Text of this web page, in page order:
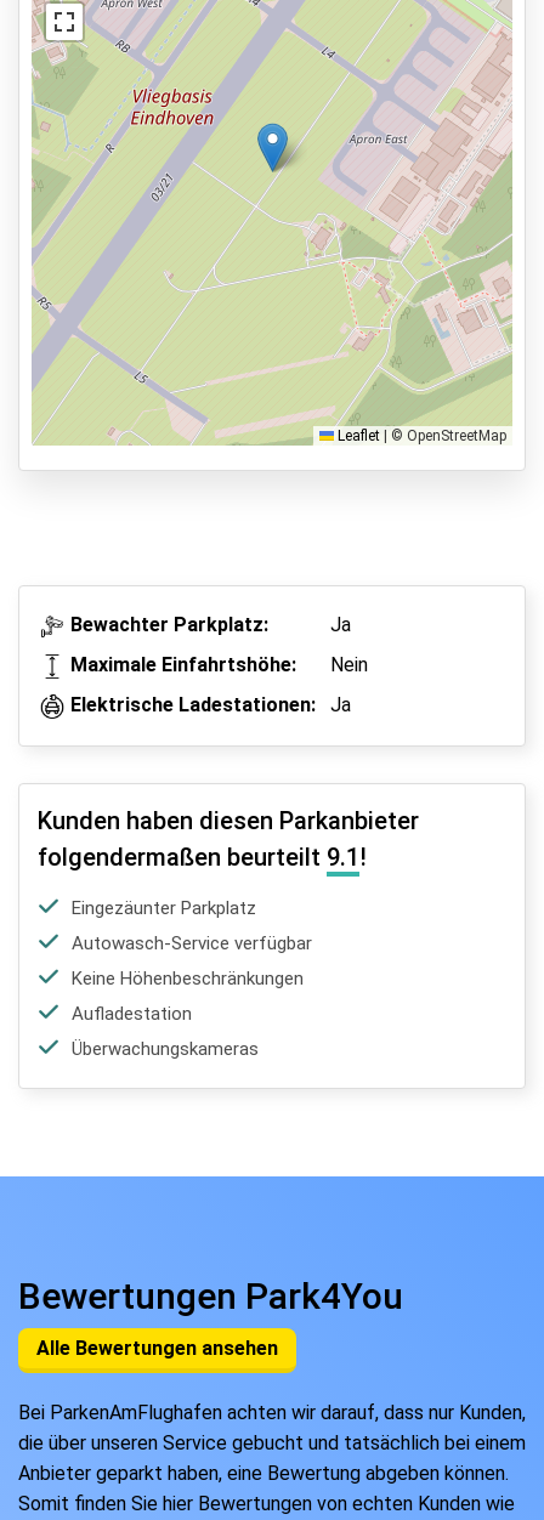
Fahrzeugwartung möglich
Statusbericht des Fahrzeugs
Dienstleistungen
Geöffnet von 04:30 bis 00:00 Uhr.
Reservieren im Voraus
0.4km zur Abflughalle
Parkmöglichkeiten
Shuttle Parken
Valet Parken
Park & Walk
Park, Sleep & Fly
Ansicht auf der Karte
Leaflet © OpenStreetMap
Bewachter Parkplatz:
Ja
Maximale Einfahrtshöhe:
Nein
Elektrische Ladestationen:
Ja
Kunden haben diesen Parkanbieter
folgendermaßen beurteilt 9.1 !
Eingezäunter Parkplatz
Autowasch-Service verfügbar
Keine Höhenbeschränkungen
Aufladestation
Überwachungskameras
Bewertungen Park4You
Alle Bewertungen ansehen
Bei ParkenAmFlughafen achten wir darauf, dass nur Kunden,
die über unseren Service gebucht und tatsächlich bei einem
Anbieter geparkt haben, eine Bewertung abgeben können.
Somit finden Sie hier Bewertungen von echten Kunden wie